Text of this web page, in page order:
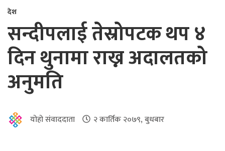
देश
सन्दीपलाई तेस्रोपटक थप ४
दिन थुनामा राख्न अदालतको
अनुमति
योहो संवाददाता २ कार्तिक २०७९, बुधबार